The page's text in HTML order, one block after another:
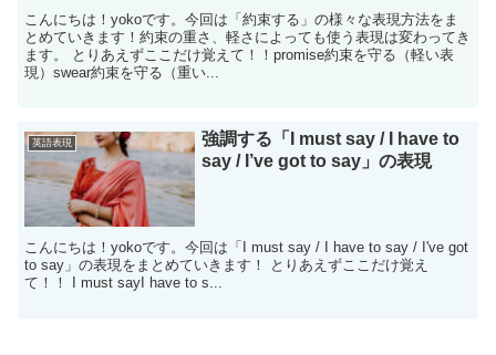
こんにちは！yokoです。今回は「約束する」の様々な表現方法をま
とめていきます！約束の重さ、軽さによっても使う表現は変わってき
ます。 とりあえずここだけ覚えて！！promise約束を守る（軽い表
現）swear約束を守る（重い...
英語表現
強調する「I must say / I have to
say / I’ve got to say」の表現
こんにちは！yokoです。今回は「I must say / I have to say / I've got
to say」の表現をまとめていきます！ とりあえずここだけ覚え
て！！ I must sayI have to s...